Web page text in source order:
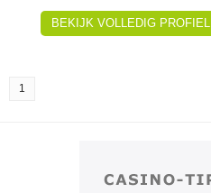
BEKIJK VOLLEDIG PROFIEL
1